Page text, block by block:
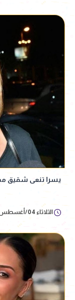
يسرا تنعى شقيق
الثلاثاء 04/أغسطس/2026 - 11:16 ص